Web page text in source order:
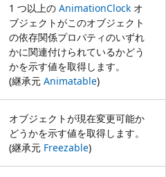
1 つ以上の AnimationClock オ
ブジェクトがこのオブジェクト
の依存関係プロパティのいずれ
かに関連付けられているかどう
かを示す値を取得します。
(継承元 Animatable)
オブジェクトが現在変更可能か
どうかを示す値を取得します。
(継承元 Freezable)